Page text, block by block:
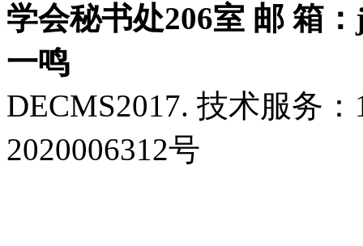
学会秘书处206室 邮 箱
一鸣
DECMS2017. 技术服务
2020006312号